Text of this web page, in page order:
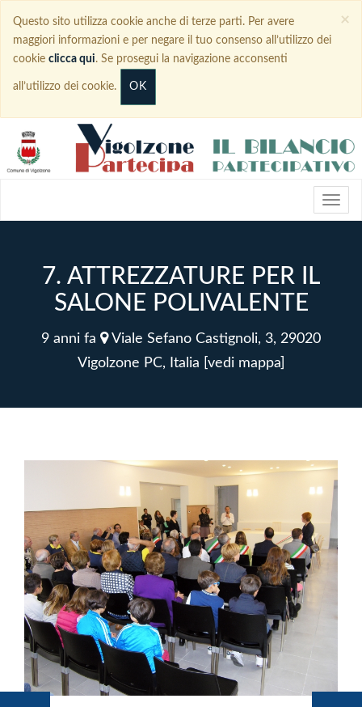
×
Questo sito utilizza cookie anche di terze parti. Per avere
maggiori informazioni e per negare il tuo consenso all’utilizzo dei
cookie clicca qui. Se prosegui la navigazione acconsenti
all’utilizzo dei cookie. OK
7. ATTREZZATURE PER IL
SALONE POLIVALENTE
9 anni fa
Viale Sefano Castignoli, 3, 29020
Vigolzone PC, Italia [vedi mappa]